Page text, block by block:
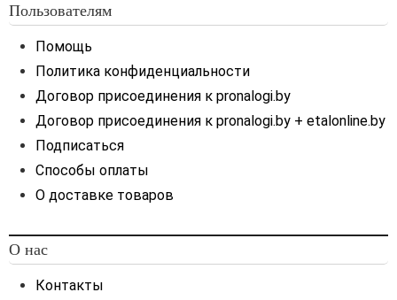
членские взносы).
Пользователям
Помощь
Политика конфиденциальности
Договор присоединения к pronalogi.by
Договор присоединения к pronalogi.by + etalonline.by
Подписаться
Способы оплаты
О доставке товаров
О нас
Контакты